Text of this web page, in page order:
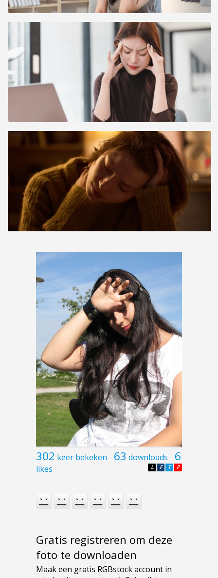
302 keer bekeken 63 downloads 6
likes P
T
F
L
Gratis registreren om deze
foto te downloaden